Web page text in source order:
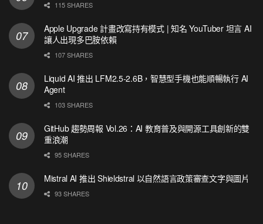
115 SHARES
Apple Upgrade 計畫改寫持有模式 | 知名 YouTuber 坦言 AI
讓人出現多巴胺依賴
107 SHARES
Liquid AI 推出 LFM2.5-2.6B，智慧型手機也能順暢執行 AI
Agent
103 SHARES
GitHub 趨勢周報 Vol.26：AI 教育普及與開源工具創新的雙
重浪潮
95 SHARES
Mistral AI 推出 Shieldstral 以自然語言政策審查文字與圖片
93 SHARES